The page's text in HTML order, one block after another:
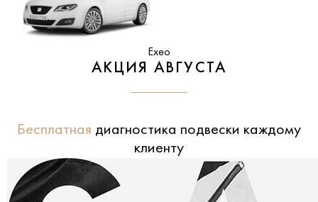
Exeo
АКЦИЯ АВГУСТА
Бесплатная диагностика подвески каждому
клиенту